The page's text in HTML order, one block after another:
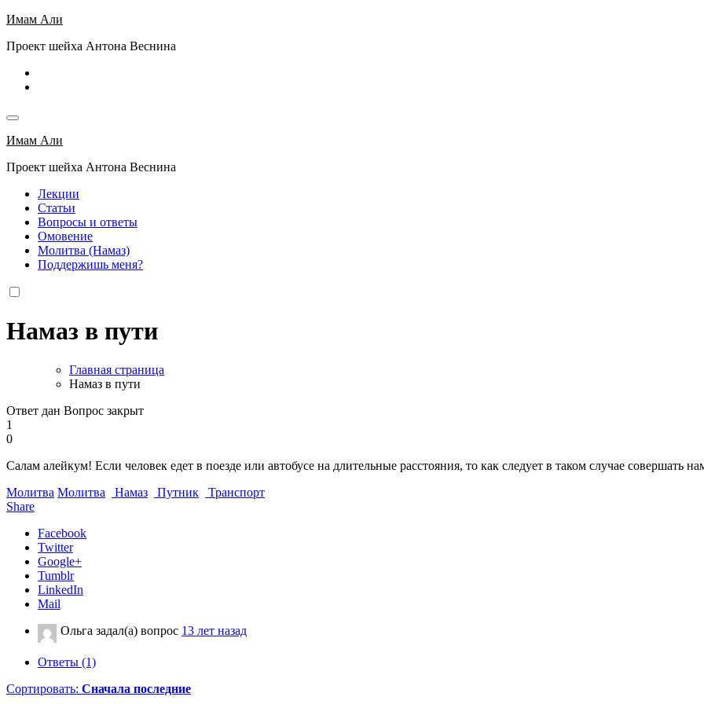
Перейти
содержимому
Имам Али
Проект шейха Антона Веснина
Имам Али
Проект шейха Антона Веснина
Лекции
Статьи
Вопросы и ответы
Омовение
Молитва (Намаз)
Поддержишь меня?
Намаз в пути
Главная страница
Намаз в пути
Ответ дан Вопрос закрыт
1
0
Салам алейкум! Если человек едет в поезде или автобусе на длительные расстояния, то как следует в таком случае совершать
Молитва Молитва Намаз Путник
Транспорт
Share
Facebook
Twitter
Google+
Tumblr
LinkedIn
Mail
Ольга задал(а) вопрос 13 лет назад
Ответы (1)
Сортировать: Сначала последние